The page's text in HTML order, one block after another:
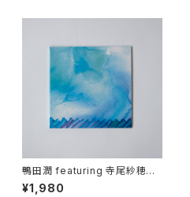
鴨田潤 featuring 寺尾紗穂
「二」【CD】
¥1,980